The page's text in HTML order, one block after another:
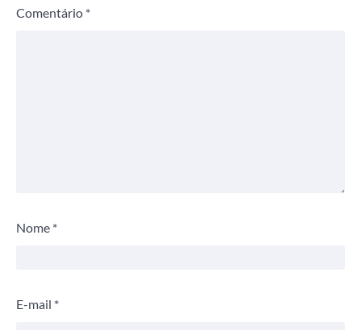
Comentário *
Nome *
E-mail *